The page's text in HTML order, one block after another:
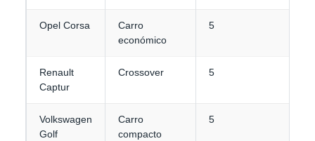
Opel Corsa
Carro
económico
5
Renault
Captur
Crossover 5
Volkswagen
Golf
Carro
compacto
5